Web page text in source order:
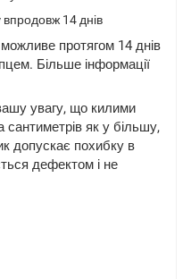
14 днів
протягом 14 днів
Більше інформації
увагу, що килими
сантиметрів як у більшу,
допускає похибку в
дефектом і не